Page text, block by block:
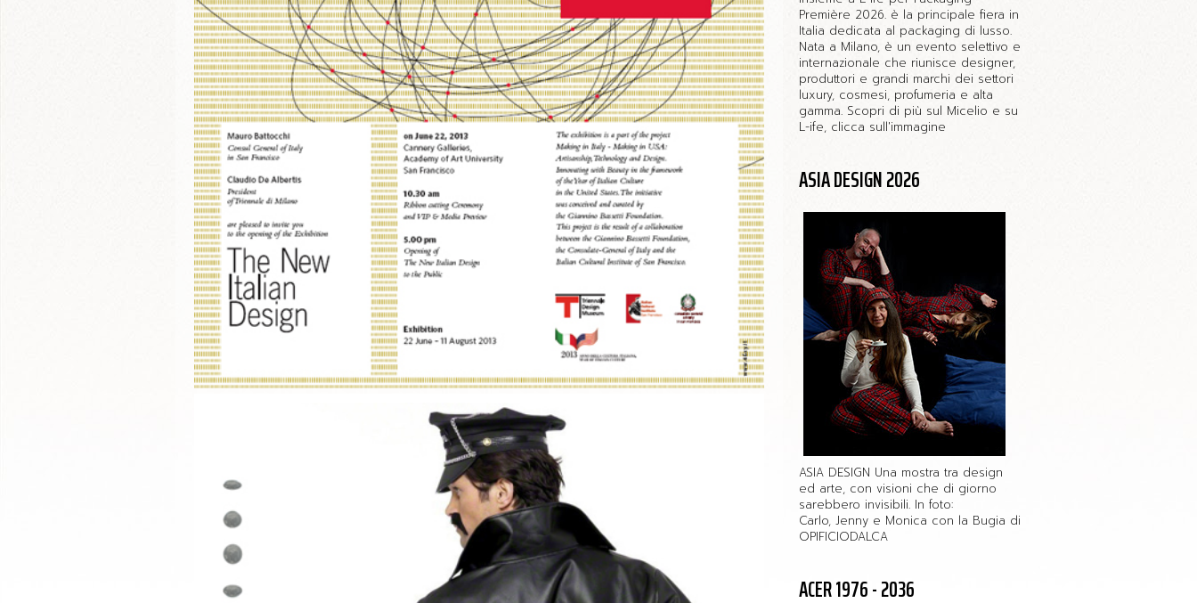
Première 2026. è la principale fiera in
Italia dedicata al packaging di lusso.
Nata a Milano, è un evento selettivo e
internazionale che riunisce designer,
produttori e grandi marchi dei settori
luxury, cosmesi, profumeria e alta
gamma. Scopri di più sul Micelio e su
L-ife, clicca sull'immagine
ASIA DESIGN 2026
ASIA DESIGN Una mostra tra design
ed arte, con visioni che di giorno
sarebbero invisibili. In foto:
Carlo, Jenny e Monica con la Bugia di
OPIFICIODALCA
ACER 1976 - 2036